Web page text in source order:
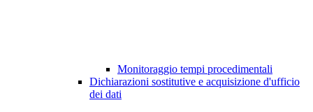
Monitoraggio tempi procedimentali
Dichiarazioni sostitutive e acquisizione d'ufficio
dei dati